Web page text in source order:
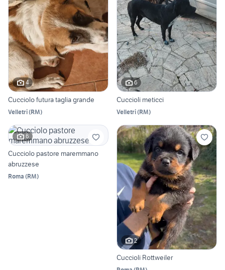
4
Cucciolo futura taglia grande
Velletri(RM)
6
Cuccioli meticci
Velletri(RM)
6
Cucciolo pastore maremmano
abruzzese
Roma (RM)
2
Cuccioli Rottweiler